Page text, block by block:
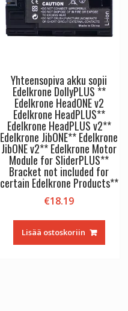
Yhteensopiva akku sopii
Edelkrone DollyPLUS **
Edelkrone HeadONE v2
Edelkrone HeadPLUS**
Edelkrone HeadPLUS v2**
Edelkrone JibONE** Edelkrone
JibONE v2** Edelkrone Motor
Module for SliderPLUS**
Bracket not included for
certain Edelkrone Products**
€18.19
Lisää ostoskoriin